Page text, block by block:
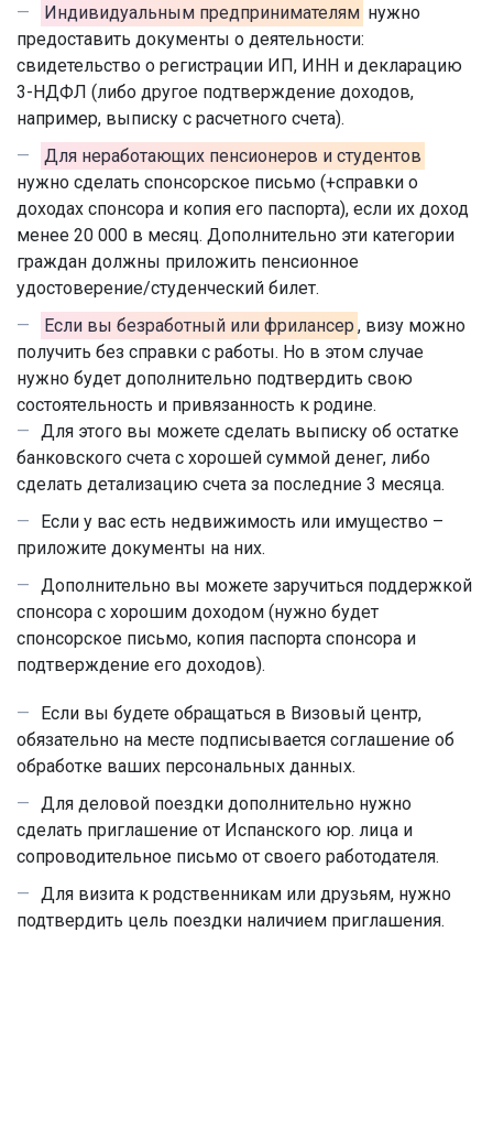
Индивидуальным предпринимателям нужно
предоставить документы о деятельности:
свидетельство о регистрации ИП, ИНН и декларацию
3-НДФЛ (либо другое подтверждение доходов,
например, выписку с расчетного счета).
Для неработающих пенсионеров и студентов
нужно сделать спонсорское письмо (+справки о
доходах спонсора и копия его паспорта), если их доход
менее 20 000 в месяц. Дополнительно эти категории
граждан должны приложить пенсионное
удостоверение/студенческий билет.
Если вы безработный или фрилансер , визу можно
получить без справки с работы. Но в этом случае
нужно будет дополнительно подтвердить свою
состоятельность и привязанность к родине.
Для этого вы можете сделать выписку об остатке
банковского счета с хорошей суммой денег, либо
сделать детализацию счета за последние 3 месяца.
Если у вас есть недвижимость или имущество –
приложите документы на них.
Дополнительно вы можете заручиться поддержкой
спонсора с хорошим доходом (нужно будет
спонсорское письмо, копия паспорта спонсора и
подтверждение его доходов).
Если вы будете обращаться в Визовый центр,
обязательно на месте подписывается соглашение об
обработке ваших персональных данных.
Для деловой поездки дополнительно нужно
сделать приглашение от Испанского юр. лица и
сопроводительное письмо от своего работодателя.
Для визита к родственникам или друзьям, нужно
подтвердить цель поездки наличием приглашения.